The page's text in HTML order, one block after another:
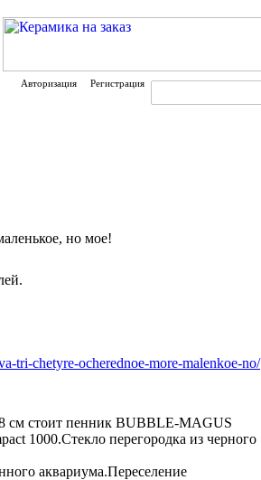
Авторизация Регистрация
но мое!
tri-chetyre-ocherednoe-more-malenkoe-no/
см стоит пенник BUBBLE-MAGUS
1000.Стекло перегородка из черного
аквариума.Переселение